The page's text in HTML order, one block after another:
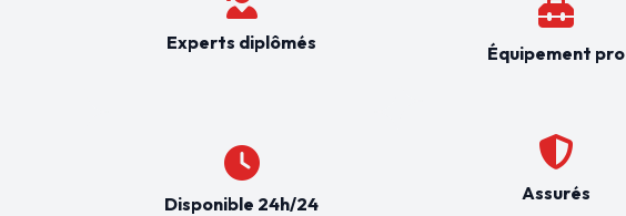
Experts diplômés
Disponible 24h/24
Équipement pro
Assurés